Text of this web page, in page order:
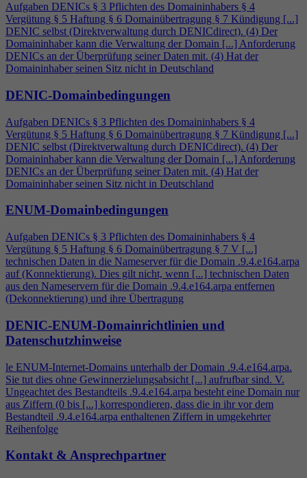
Aufgaben DENICs § 3 Pflichten des Domaininhabers § 4
Vergütung § 5 Haftung § 6 Domainübertragung § 7 Kündigung [...]
DENIC selbst (Direktverwaltung durch DENICdirect). (4) Der
Domaininhaber kann die Verwaltung der Domain [...] Anforderung
DENICs an der Überprüfung seiner Daten mit. (4) Hat der
Domaininhaber seinen Sitz nicht in Deutschland
DENIC-Domainbedingungen
Aufgaben DENICs § 3 Pflichten des Domaininhabers § 4
Vergütung § 5 Haftung § 6 Domainübertragung § 7 Kündigung [...]
DENIC selbst (Direktverwaltung durch DENICdirect). (4) Der
Domaininhaber kann die Verwaltung der Domain [...] Anforderung
DENICs an der Überprüfung seiner Daten mit. (4) Hat der
Domaininhaber seinen Sitz nicht in Deutschland
ENUM-Domainbedingungen
Aufgaben DENICs § 3 Pflichten des Domaininhabers § 4
Vergütung § 5 Haftung § 6 Domainübertragung § 7 V [...]
technischen Daten in die Nameserver für die Domain .9.4.e164.arpa
auf (Konnektierung). Dies gilt nicht, wenn [...] technischen Daten
aus den Nameservern für die Domain .9.4.e164.arpa entfernen
(Dekonnektierung) und ihre Übertragung
DENIC-ENUM-Domainrichtlinien und
Datenschutzhinweise
le ENUM-Internet-Domains unterhalb der Domain .9.4.e164.arpa.
Sie tut dies ohne Gewinnerzielungsabsicht [...] aufrufbar sind. V.
Ungeachtet des Bestandteils .9.4.e164.arpa besteht eine Domain nur
aus Ziffern (0 bis [...] korrespondieren, dass die in ihr vor dem
Bestandteil .9.4.e164.arpa enthaltenen Ziffern in umgekehrter
Reihenfolge
Kontakt & Ansprechpartner